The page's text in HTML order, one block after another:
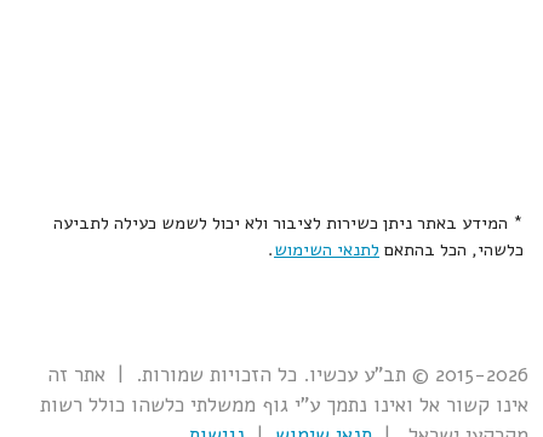
* המידע באתר ניתן כשירות לציבור ולא יכול לשמש כעילה לתביעה
כלשהי, הכל בהתאם לתנאי השימוש.
2015-2026 © תב"ע עכשיו. כל הזכויות שמורות. | אתר זה
אינו קשור אל ואינו נתמך ע"י גוף ממשלתי כלשהו כולל רשות